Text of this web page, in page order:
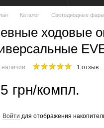
Каталог Светодиодные фары
ходовые
наличии 1 отзыв
грн/компл.
Войти для отображения